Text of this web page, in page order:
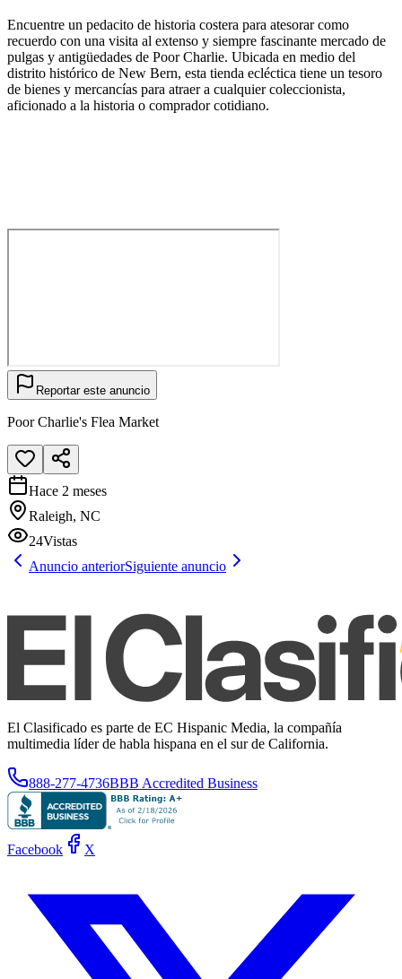
Encuentre un pedacito de historia costera para atesorar como
recuerdo con una visita al extenso y siempre fascinante mercado de
pulgas y antigüedades de Poor Charlie. Ubicada en medio del
distrito histórico de New Bern, esta tienda ecléctica tiene un tesoro
de bienes y mercancías para atraer a cualquier coleccionista,
aficionado a la historia o comprador cotidiano.
Reportar este anuncio
Poor Charlie's Flea Market
Hace 2 meses
Raleigh, NC
24Vistas
Anuncio anteriorSiguiente anuncio
El Clasificado es parte de EC Hispanic Media, la compañía
multimedia líder de habla hispana en el sur de California.
888-277-4736BBB Accredited Business
Facebook X